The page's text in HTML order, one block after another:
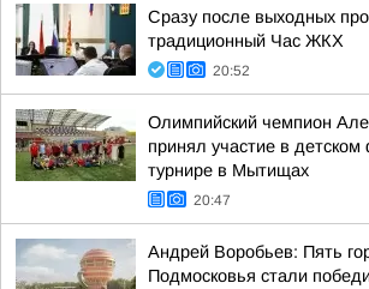
Сразу после выходных
традиционный Час ЖКХ
20:52
Олимпийский чемпион
принял участие в
турнире в Мытищах
20:47
Андрей Воробьев: Пять
Подмосковья стали